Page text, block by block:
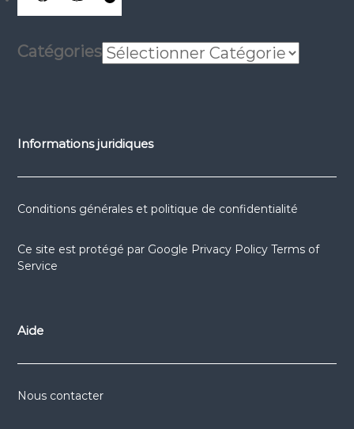
sociaux
Catégories
Informations juridiques
Conditions générales et politique de confidentialité
Ce site est protégé par Google Privacy Policy Terms of
Service
Aide
Nous contacter